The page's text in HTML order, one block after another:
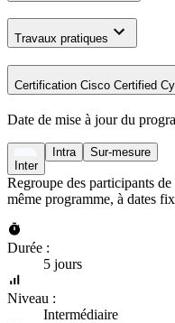
Travaux pratiques
Certification Cisco Certified
Date de mise à jour du
Inter
Intra Sur-mesure
Regroupe des participants
même programme, à dates
Durée :
5 jours
Niveau :
Intermédiaire